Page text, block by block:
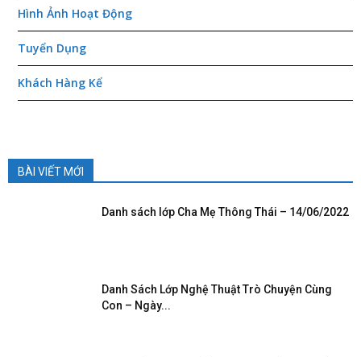
Hình Ảnh Hoạt Động
Tuyển Dụng
Khách Hàng Kể
BÀI VIẾT MỚI
Danh sách lớp Cha Mẹ Thông Thái – 14/06/2022
Danh Sách Lớp Nghệ Thuật Trò Chuyện Cùng
Con – Ngày...